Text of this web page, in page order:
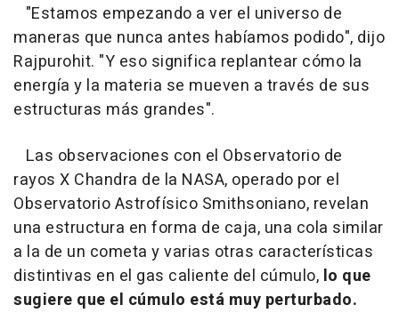
"Estamos empezando a ver el universo de
maneras que nunca antes habíamos podido", dijo
Rajpurohit. "Y eso significa replantear cómo la
energía y la materia se mueven a través de sus
estructuras más grandes".
Las observaciones con el Observatorio de
rayos X Chandra de la NASA, operado por el
Observatorio Astrofísico Smithsoniano, revelan
una estructura en forma de caja, una cola similar
a la de un cometa y varias otras características
distintivas en el gas caliente del cúmulo, lo que
sugiere que el cúmulo está muy perturbado.